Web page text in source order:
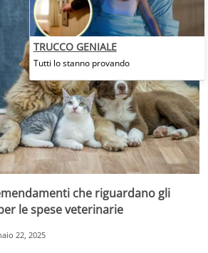
che riguardano gli
le spese veterinarie
22, 2025
TRUCCO GENIALE
Tutti lo stanno provando